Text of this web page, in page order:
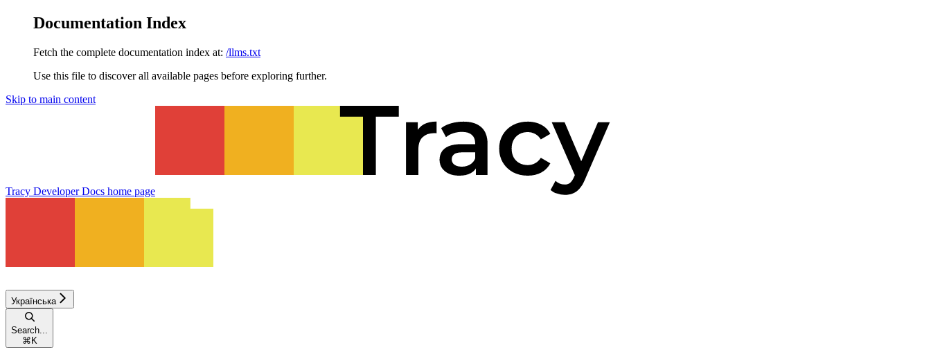
Documentation Index
Fetch the complete documentation index at: /llms.txt
Use this file to discover all available pages before exploring further.
Skip to main content
Tracy Developer Docs home page
Українська
Search...
⌘ K